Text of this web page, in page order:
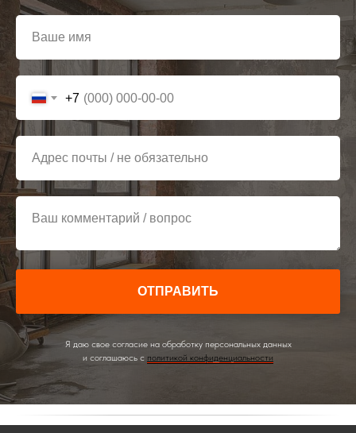
Ваше имя
+7
Адрес почты / не обязательно
Ваш комментарий / вопрос
ОТПРАВИТЬ
Я даю свое согласие на обработку персональных данных
и соглашаюсь с политикой конфиденциальности